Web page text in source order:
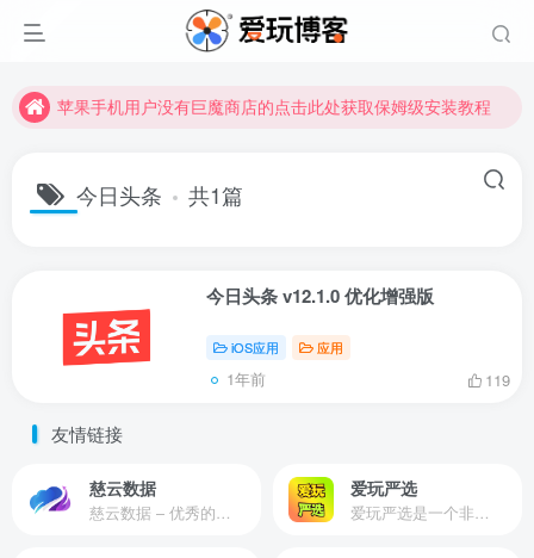
苹果手机用户没有巨魔商店的点击此处获取保姆级安装教程
苹果手机用户没有巨魔商店的点击此处获取保姆级安装教程
今日头条 共1篇
今日头条 v12.1.0 优化增强版
iOS应用 应用
1年前 119
友情链接
慈云数据
慈云数据 – 优秀的云服务器服务商，提供最具有性价比的产品。慈云数据是开发者必不可少的良心云
爱玩严选
爱玩严选是一个非常有保障且性价比极高的虚拟商城，包括但不限于苹果证书、技术指导、会员充值等多种虚拟服务！